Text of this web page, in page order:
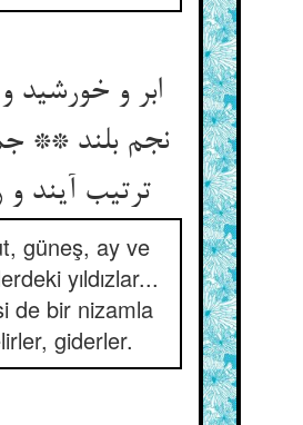
ابر و خورشید
نجم بلند **
ترتیب آیند و
güneş, ay ve
yıldızlar...
de bir nizamla
giderler.